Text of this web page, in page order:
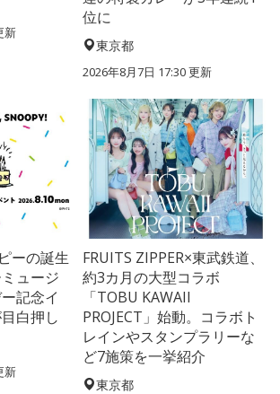
新
位に
東京都
2026年8月7日 17:30更新
ーの誕生
ュージ
記念イ
白押し
新
FRUITS ZIPPER×東武鉄道、
約3カ月の大型コラボ
「TOBU KAWAII
PROJECT」始動。コラボト
レインやスタンプラリーな
ど7施策を一挙紹介
東京都